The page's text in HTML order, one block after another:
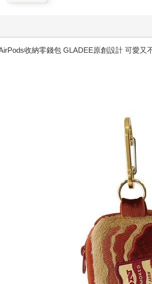
收納零錢包 GLADEE原創設計 可愛又